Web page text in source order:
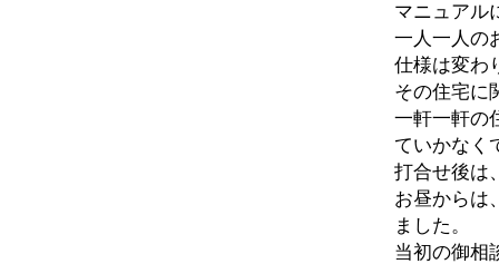
マニュアル
一人一人の
仕様は変わ
その住宅に
一軒一軒の
ていかなく
打合せ後は
お昼からは
ました。
当初の御相